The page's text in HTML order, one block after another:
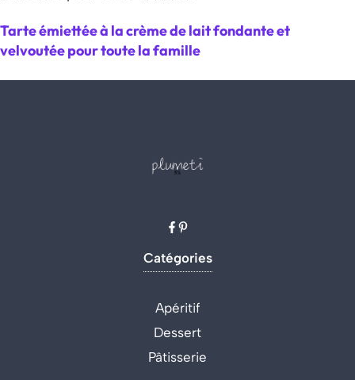
Tarte émiettée à la crème de lait fondante et
velvoutée pour toute la famille
Catégories
Apéritif
Dessert
Pâtisserie